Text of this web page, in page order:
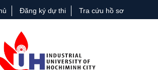
Đăng ký dự thi Tra cứu hồ sơ